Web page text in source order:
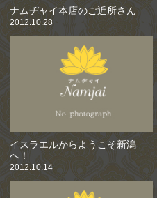
ナムヂャイ本店のご近所さん
2012.10.28
イスラエルからようこそ新潟
へ！
2012.10.14